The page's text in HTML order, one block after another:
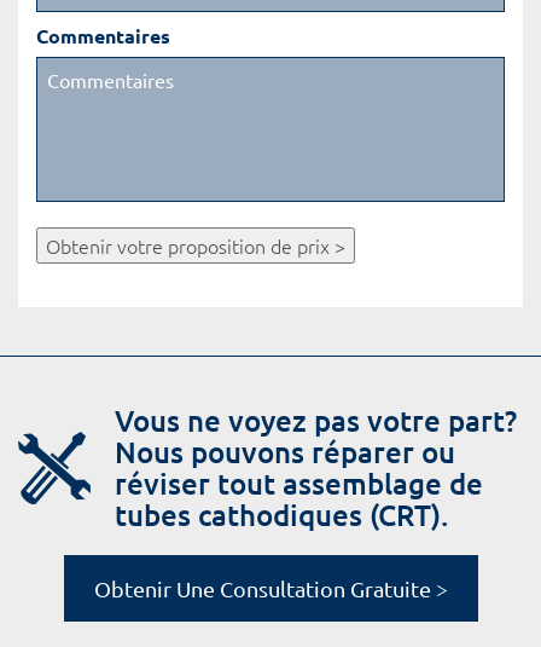
Commentaires
Obtenir votre proposition de prix >
Vous ne voyez pas votre part?
Nous pouvons réparer ou
réviser tout assemblage de
tubes cathodiques (CRT).
Obtenir Une Consultation Gratuite >